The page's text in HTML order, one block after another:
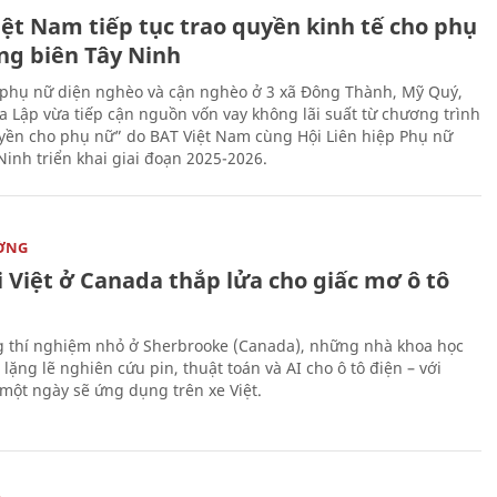
Nam tiếp tục trao quyền kinh tế cho phụ
biên Tây Ninh
nữ diện nghèo và cận nghèo ở 3 xã Đông Thành, Mỹ Quý,
Lập vừa tiếp cận nguồn vốn vay không lãi suất từ chương trình
cho phụ nữ” do BAT Việt Nam cùng Hội Liên hiệp Phụ nữ
triển khai giai đoạn 2025-2026.
ở Canada thắp lửa cho giấc mơ ô tô
thí nghiệm nhỏ ở Sherbrooke (Canada), những nhà khoa học
lặng lẽ nghiên cứu pin, thuật toán và AI cho ô tô điện – với
ngày sẽ ứng dụng trên xe Việt.